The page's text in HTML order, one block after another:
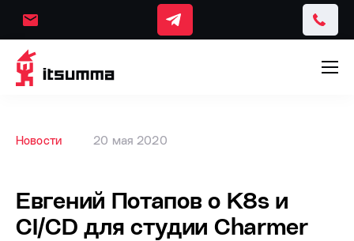
Новости 20 мая 2020
Евгений Потапов о K8s и
СI/CD для студии Charmer